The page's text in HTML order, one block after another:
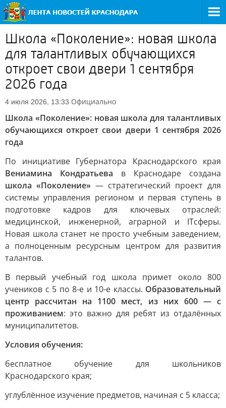
Школа «Поколение»: новая школа
для талантливых обучающихся
откроет свои двери 1 сентября
2026 года
4 июля 2026, 13:33 Официально
Школа «Поколение»: новая школа для талантливых
обучающихся откроет свои двери 1 сентября 2026
года
По инициативе Губернатора Краснодарского края
Вениамина Кондратьева в Краснодаре создана
школа «Поколение» — стратегический проект для
системы управления регионом и первая ступень в
подготовке кадров для ключевых отраслей:
медицинской, инженерной, аграрной и ITсферы.
Новая школа станет не просто учебным заведением,
а полноценным ресурсным центром для развития
талантов.
В первый учебный год школа примет около 800
учеников с 5 по 8-е и 10-е классы. Образовательный
центр рассчитан на 1100 мест, из них 600 — с
проживанием: это важно для ребят из отдалённых
муниципалитетов.
Условия обучения:
бесплатное обучение для школьников
Краснодарского края;
углублённое изучение предметов, начиная с 5 класса;